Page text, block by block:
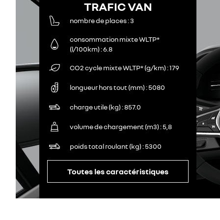
TRAFIC VAN
nombre de places 3
consommation mixte WLTP*
(l/100km) 6.8
CO2 cycle mixte WLTP* (g/km) 179
longueur hors tout (mm) 5080
charge utile (kg) 857.0
volume de chargement (m3) 5,8
poids total roulant (kg) 5300
Toutes les caractéristiques